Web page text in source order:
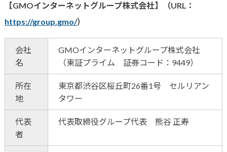
【GMOインターネットグループ株式会社】（URL：
https://group.gmo/）
会社
名
GMOインターネットグループ株式会社
（東証プライム 証券コード：9449）
所在
地
東京都渋谷区桜丘町26番1号 セルリアン
タワー
代表
者
代表取締役グループ代表 熊谷 正寿